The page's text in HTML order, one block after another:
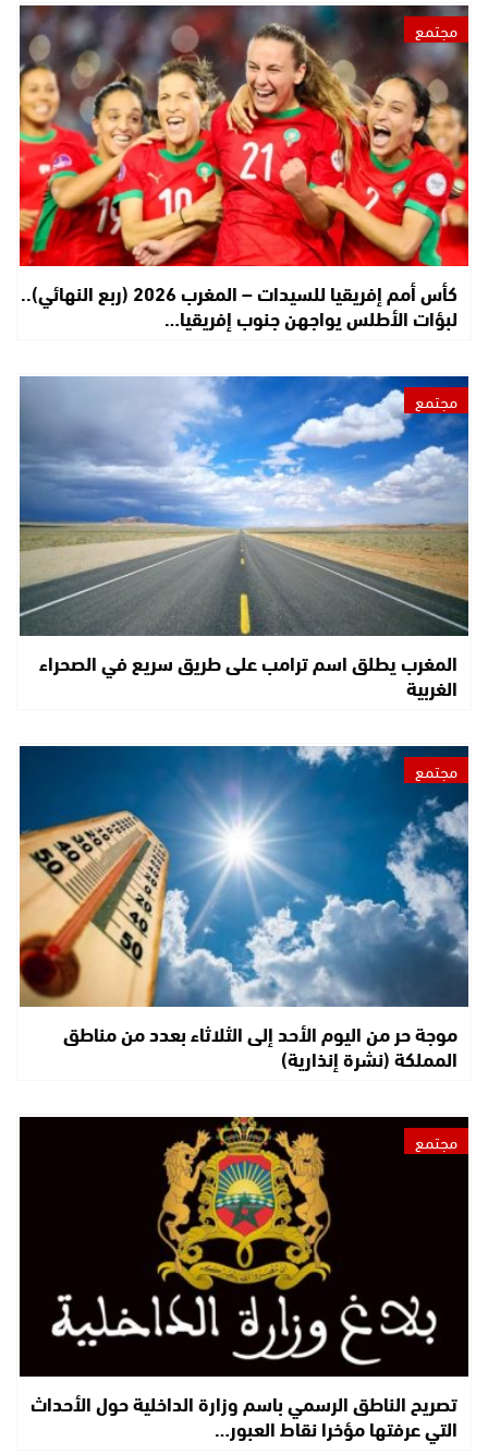
مجتمع
كأس أمم إفريقيا للسيدات – المغرب 2026 (ربع النهائي)..
لبؤات الأطلس يواجهن جنوب إفريقيا…
مجتمع
المغرب يطلق اسم ترامب على طريق سريع في الصحراء
الغربية
مجتمع
موجة حر من اليوم الأحد إلى الثلاثاء بعدد من مناطق
المملكة (نشرة إنذارية)
مجتمع
تصريح الناطق الرسمي باسم وزارة الداخلية حول الأحداث
التي عرفتها مؤخرا نقاط العبور…